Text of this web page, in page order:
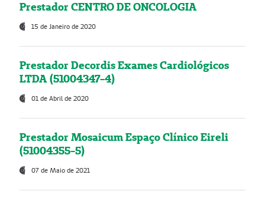
Prestador CENTRO DE ONCOLOGIA
15 de Janeiro de 2020
Prestador Decordis Exames Cardiológicos
LTDA (51004347-4)
01 de Abril de 2020
Prestador Mosaicum Espaço Clínico Eireli
(51004355-5)
07 de Maio de 2021